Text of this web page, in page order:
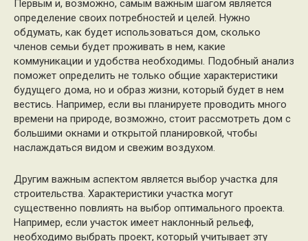
Первым и, возможно, самым важным шагом является
определение своих потребностей и целей. Нужно
обдумать, как будет использоваться дом, сколько
членов семьи будет проживать в нем, какие
коммуникации и удобства необходимы. Подобный анализ
поможет определить не только общие характеристики
будущего дома, но и образ жизни, который будет в нем
вестись. Например, если вы планируете проводить много
времени на природе, возможно, стоит рассмотреть дом с
большими окнами и открытой планировкой, чтобы
наслаждаться видом и свежим воздухом.
Другим важным аспектом является выбор участка для
строительства. Характеристики участка могут
существенно повлиять на выбор оптимального проекта.
Например, если участок имеет наклонный рельеф,
необходимо выбрать проект, который учитывает эту